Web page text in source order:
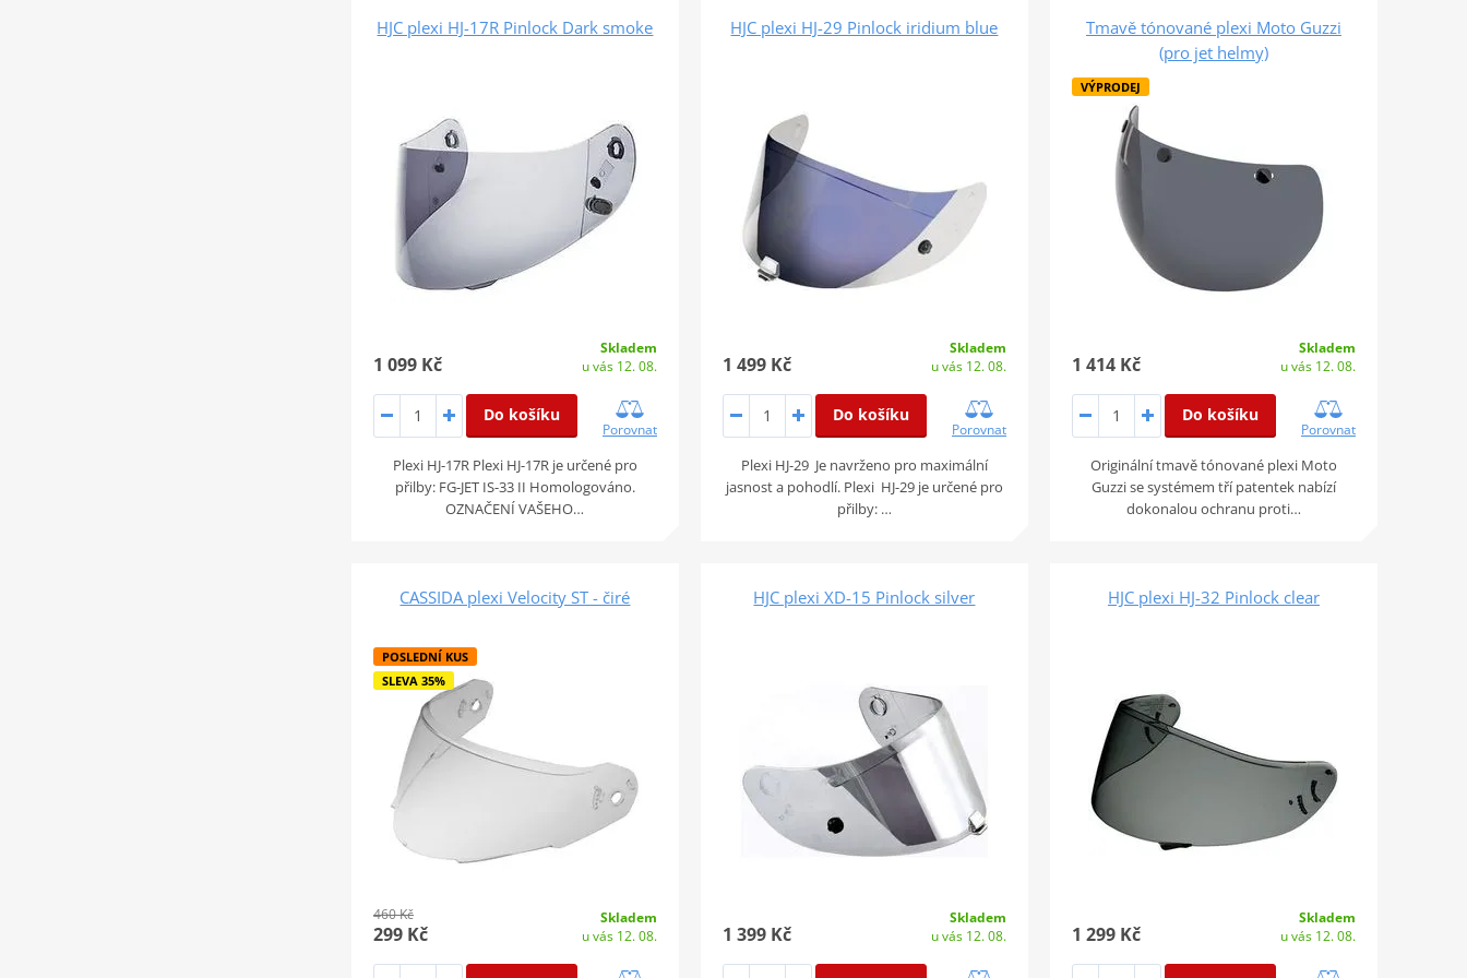
HJC plexi HJ-17R Pinlock Dark smoke
1 099 Kč
Skladem
u vás 12. 08.
Do košíku
Porovnat
Plexi HJ-17R Plexi HJ-17R je určené pro
přilby: FG-JET IS-33 II Homologováno.
OZNAČENÍ VAŠEHO…
HJC plexi HJ-29 Pinlock iridium blue
1 499 Kč
Skladem
u vás 12. 08.
Do košíku
Porovnat
Plexi HJ-29 Je navrženo pro maximální
jasnost a pohodlí. Plexi HJ-29 je určené pro
přilby: …
Tmavě tónované plexi Moto Guzzi
(pro jet helmy)
VÝPRODEJ
1 414 Kč
Skladem
u vás 12. 08.
Do košíku
Porovnat
Originální tmavě tónované plexi Moto
Guzzi se systémem tří patentek nabízí
dokonalou ochranu proti…
CASSIDA plexi Velocity ST - čiré
POSLEDNÍ KUS
SLEVA 35%
460 Kč
299 Kč
Skladem
u vás 12. 08.
HJC plexi XD-15 Pinlock silver
1 399 Kč
Skladem
u vás 12. 08.
HJC plexi HJ-32 Pinlock clear
1 299 Kč
Skladem
u vás 12. 08.